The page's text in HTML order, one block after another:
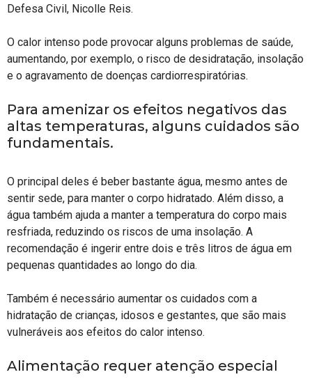
Defesa Civil, Nicolle Reis.
O calor intenso pode provocar alguns problemas de saúde,
aumentando, por exemplo, o risco de desidratação, insolação
e o agravamento de doenças cardiorrespiratórias.
Para amenizar os efeitos negativos das
altas temperaturas, alguns cuidados são
fundamentais.
O principal deles é beber bastante água, mesmo antes de
sentir sede, para manter o corpo hidratado. Além disso, a
água também ajuda a manter a temperatura do corpo mais
resfriada, reduzindo os riscos de uma insolação. A
recomendação é ingerir entre dois e três litros de água em
pequenas quantidades ao longo do dia.
Também é necessário aumentar os cuidados com a
hidratação de crianças, idosos e gestantes, que são mais
vulneráveis aos efeitos do calor intenso.
Alimentação requer atenção especial